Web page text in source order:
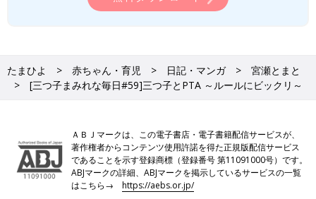
たまひよ 赤ちゃん・育児 日記・マンガ
宮瀬とまと
[三つ子まみれな毎日#59]三つ子とPTA ～ルールにビックリ～
ＡＢＪマークは、この電子書店・電子書籍配信サービスが、
著作権者からコンテンツ使用許諾を得た正規版配信サービス
であることを示す登録商標（登録番号 第11091000号）です。
ABJマークの詳細、ABJマークを掲示しているサービスの一覧
はこちら→https://aebs.or.jp/